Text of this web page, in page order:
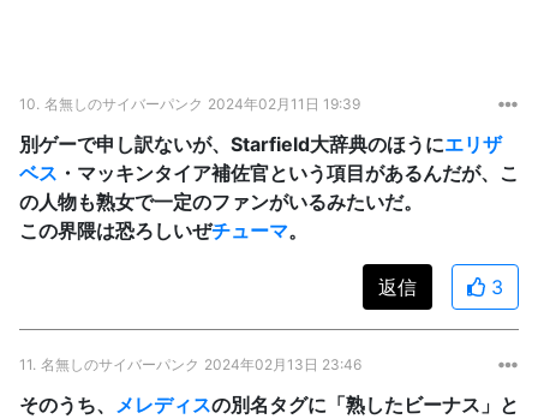
10. 名無しのサイバーパンク 2024年02月11日 19:39
別ゲーで申し訳ないが、Starfield大辞典のほうにエリザ
ベス ・マッキンタイア補佐官という項目があるんだが、こ
の人物も熟女で一定のファンがいるみたいだ。
この界隈は恐ろしいぜチューマ。
返信 3
11. 名無しのサイバーパンク 2024年02月13日 23:46
そのうち、 メレディスの別名タグに「熟したビーナス」と